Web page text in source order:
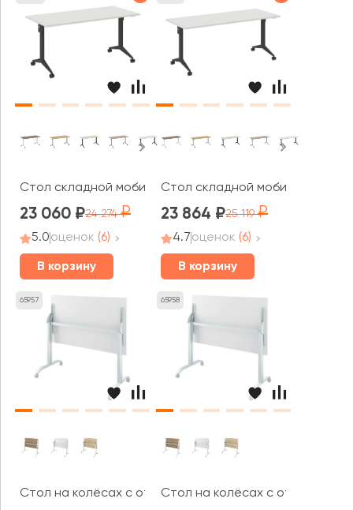
Стол складной мобильный 1580x720x753 Икс пулл / X-
23 060 24 274
5.0оценок (6)
В корзину
Стол складной мобильный
23 864 25 119
4.7оценок (6)
В корзину
65957
Стол на колёсах с откидной столешницей
65958
Стол на колёсах с откидной